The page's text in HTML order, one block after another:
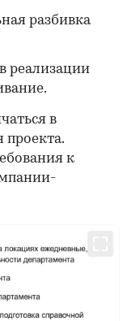
разбивка
реализации
в
проекта.
к